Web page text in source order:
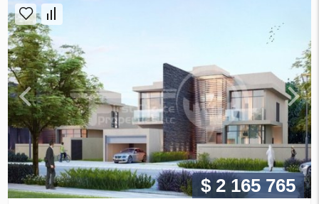
$ 2 165 765